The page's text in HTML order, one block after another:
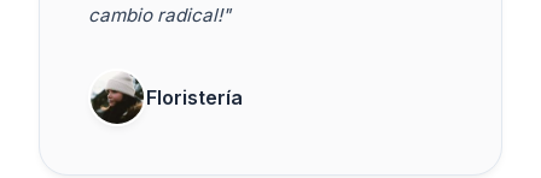
cambio radical!"
Floristería